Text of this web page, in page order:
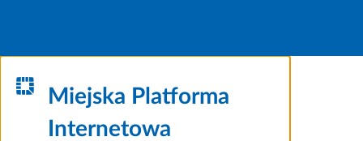
Miejska Platforma
Internetowa